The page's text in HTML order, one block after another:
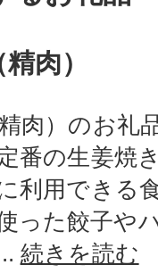
肉）
肉）のお礼
番の生姜焼
利用できる
った餃子や
続きを読む